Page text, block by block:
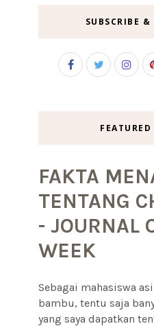
SUBSCRIBE
FEATURED
FAKTA
TENTANG
- JOURNAL
WEEK
Sebagai mahasiswa
bambu, tentu saja
yang saya dapatkan